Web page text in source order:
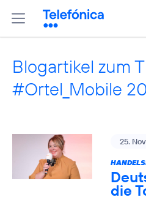
Blogartikel zum
#Ortel_Mobile
25.
die